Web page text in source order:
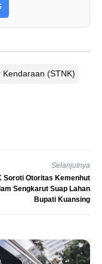
(STNK)
Selanjutnya
Soroti Otoritas Kemenhut
Sengkarut Suap Lahan
Bupati Kuansing